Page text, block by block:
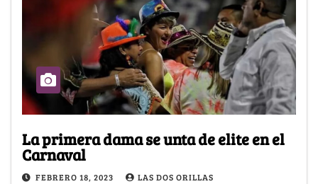
La primera dama se unta de elite en el
Carnaval
FEBRERO 18, 2023 LAS DOS ORILLAS